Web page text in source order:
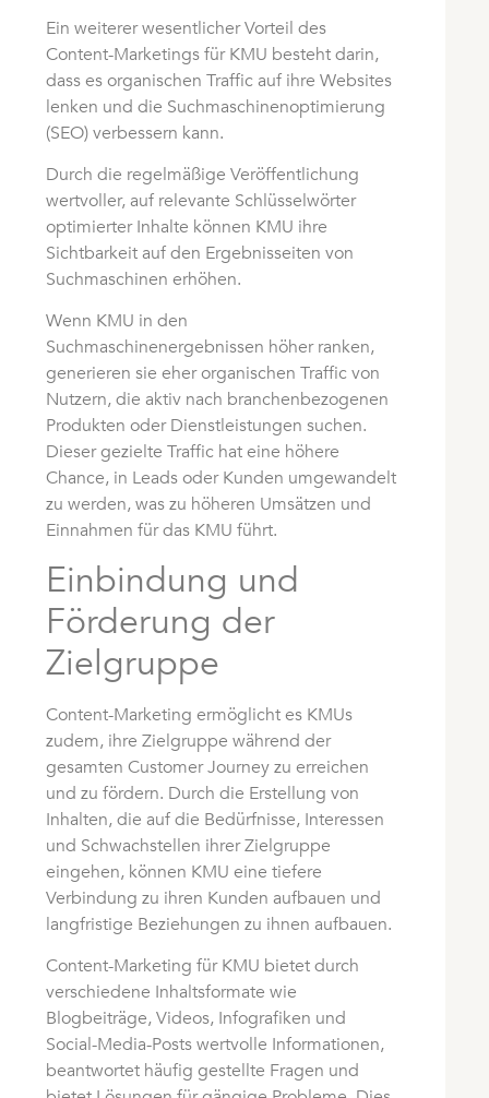
Ein weiterer wesentlicher Vorteil des
Content-Marketings für KMU besteht darin,
dass es organischen Traffic auf ihre Websites
lenken und die Suchmaschinenoptimierung
(SEO) verbessern kann.
Durch die regelmäßige Veröffentlichung
wertvoller, auf relevante Schlüsselwörter
optimierter Inhalte können KMU ihre
Sichtbarkeit auf den Ergebnisseiten von
Suchmaschinen erhöhen.
Wenn KMU in den
Suchmaschinenergebnissen höher ranken,
generieren sie eher organischen Traffic von
Nutzern, die aktiv nach branchenbezogenen
Produkten oder Dienstleistungen suchen.
Dieser gezielte Traffic hat eine höhere
Chance, in Leads oder Kunden umgewandelt
zu werden, was zu höheren Umsätzen und
Einnahmen für das KMU führt.
Einbindung und
Förderung der
Zielgruppe
Content-Marketing ermöglicht es KMUs
zudem, ihre Zielgruppe während der
gesamten Customer Journey zu erreichen
und zu fördern. Durch die Erstellung von
Inhalten, die auf die Bedürfnisse, Interessen
und Schwachstellen ihrer Zielgruppe
eingehen, können KMU eine tiefere
Verbindung zu ihren Kunden aufbauen und
langfristige Beziehungen zu ihnen aufbauen.
Content-Marketing für KMU bietet durch
verschiedene Inhaltsformate wie
Blogbeiträge, Videos, Infografiken und
Social-Media-Posts wertvolle Informationen,
beantwortet häufig gestellte Fragen und